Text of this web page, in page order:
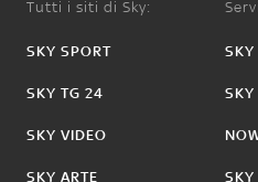
Tutti i siti di Sky:
SKY SPORT
SKY TG 24
SKY VIDEO
SKY ARTE
SKY
SKY
SKY